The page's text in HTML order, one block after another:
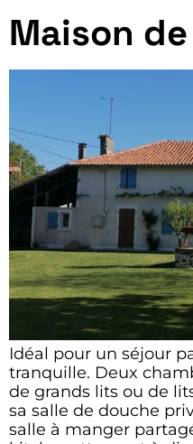
Maison
Idéal pour un séjour
tranquille. Deux
de grands lits ou de
sa salle de douche
salle à manger